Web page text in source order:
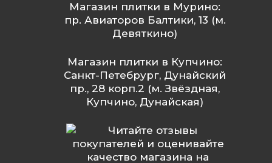
Магазин плитки в Мурино:
пр. Авиаторов Балтики, 13 (м.
Девяткино)
Магазин плитки в Купчино:
Санкт-Петебрург, Дунайский
пр., 28 корп.2 (м. Звёздная,
Купчино, Дунайская)